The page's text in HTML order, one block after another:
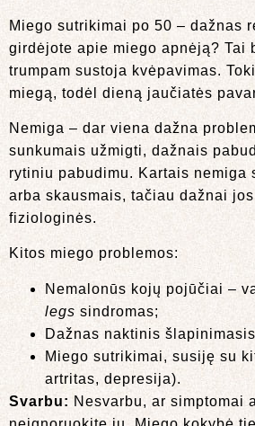
Miego sutrikimai po 50 – dažnas
girdėjote apie miego apnėją? Tai
trumpam sustoja kvėpavimas.
miegą, todėl dieną jaučiatės
Nemiga – dar viena dažna
sunkumais užmigti, dažnais
rytiniu pabudimu. Kartais nemiga
arba skausmais, tačiau dažnai
fiziologinės.
Kitos miego problemos:
Nemalonūs kojų pojūčiai –
legs sindromas;
Dažnas naktinis
Miego sutrikimai, susiję su
artritas, depresija).
Svarbu: Nesvarbu, ar simptomai